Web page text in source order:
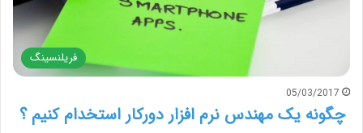
فریلنسینگ
05/03/2017
چگونه یک مهندس نرم افزار دورکار استخدام کنیم ؟